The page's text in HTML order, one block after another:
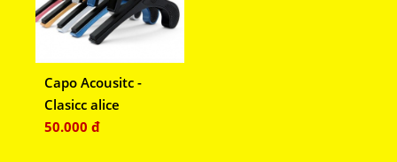
Capo Acousitc -
Clasicc alice
50.000 đ